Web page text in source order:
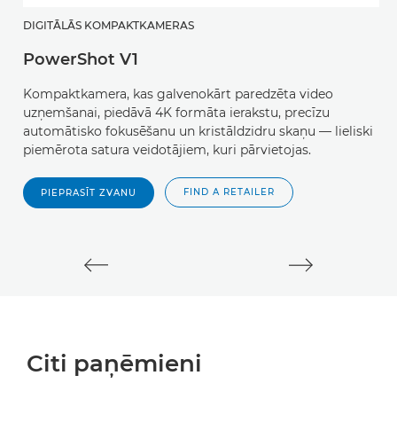
DIGITĀLĀS KOMPAKTKAMERAS
PowerShot V1
Kompaktkamera, kas galvenokārt paredzēta video
uzņemšanai, piedāvā 4K formāta ierakstu, precīzu
automātisko fokusēšanu un kristāldzidru skaņu — lieliski
piemērota satura veidotājiem, kuri pārvietojas.
PIEPRASĪT ZVANU FIND A RETAILER
Citi paņēmieni